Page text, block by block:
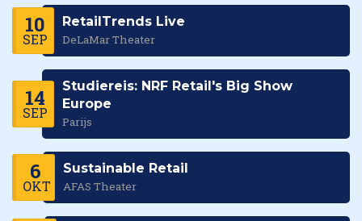
10
SEP
RetailTrends Live
DeLaMar Theater
14
SEP
Studiereis: NRF Retail's Big Show
Europe
Parijs
6
OKT
Sustainable Retail
AFAS Theater